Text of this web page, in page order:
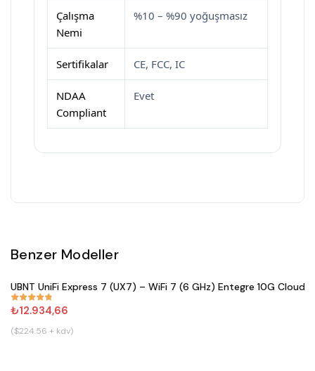
Çalışma
Nemi
%10 – %90 yoğuşmasız
Sertifikalar CE, FCC, IC
NDAA
Compliant
Evet
Benzer Modeller
#833
UBNT UniFi Express 7 (UX7) – WiFi 7 (6 GHz) Entegre 10G
₺12.934,66
($224.56 + kdv)